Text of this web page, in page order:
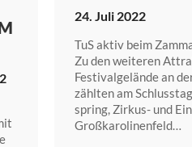
24. Juli 2022
TuS aktiv beim
Zu den weiteren
Festivalgelände an
zählten am
spring, Zirkus- und
Großkarolinenfeld…